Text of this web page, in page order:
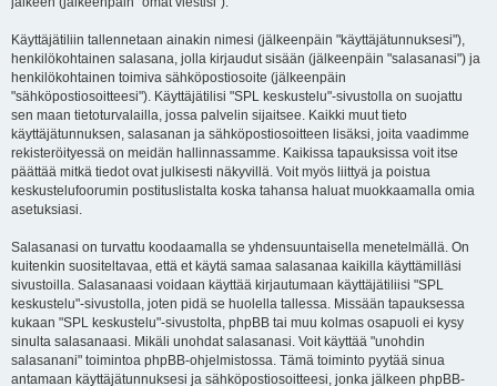
Käyttäjätiliin tallennetaan ainakin nimesi (jälkeenpäin "käyttäjätunnuksesi"),
henkilökohtainen salasana, jolla kirjaudut sisään (jälkeenpäin "salasanasi") ja
henkilökohtainen toimiva sähköpostiosoite (jälkeenpäin
"sähköpostiosoitteesi"). Käyttäjätilisi "SPL keskustelu"-sivustolla on suojattu
sen maan tietoturvalailla, jossa palvelin sijaitsee. Kaikki muut tieto
käyttäjätunnuksen, salasanan ja sähköpostiosoitteen lisäksi, joita vaadimme
rekisteröityessä on meidän hallinnassamme. Kaikissa tapauksissa voit itse
päättää mitkä tiedot ovat julkisesti näkyvillä. Voit myös liittyä ja poistua
keskustelufoorumin postituslistalta koska tahansa haluat muokkaamalla omia
asetuksiasi.
Salasanasi on turvattu koodaamalla se yhdensuuntaisella menetelmällä. On
kuitenkin suositeltavaa, että et käytä samaa salasanaa kaikilla käyttämilläsi
sivustoilla. Salasanaasi voidaan käyttää kirjautumaan käyttäjätiliisi "SPL
keskustelu"-sivustolla, joten pidä se huolella tallessa. Missään tapauksessa
kukaan "SPL keskustelu"-sivustolta, phpBB tai muu kolmas osapuoli ei kysy
sinulta salasanaasi. Mikäli unohdat salasanasi. Voit käyttää "unohdin
salasanani" toimintoa phpBB-ohjelmistossa. Tämä toiminto pyytää sinua
antamaan käyttäjätunnuksesi ja sähköpostiosoitteesi, jonka jälkeen phpBB-